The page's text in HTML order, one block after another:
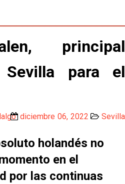
Robbie Ure: la opción 'A'
Plaza por la mala
Tercera Federación
mercado de LaLiga
ya es un paso adelante
hasta cinco fichajes
principal
para el
diciembre 06, 2022
Sevilla
holandés no
en el
por las continuas